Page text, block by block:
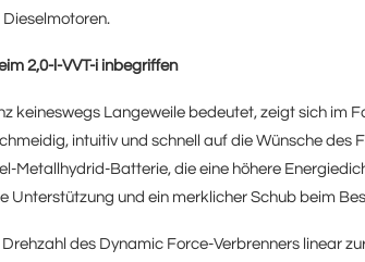
Dieselmotoren.
2,0-l-VVT-i inbegriffen
keineswegs Langeweile bedeutet, zeigt sich im
intuitiv und schnell auf die Wünsche des
Metallhydrid-Batterie, die eine höhere
Unterstützung und ein merklicher Schub beim
des Dynamic Force-Verbrenners linear